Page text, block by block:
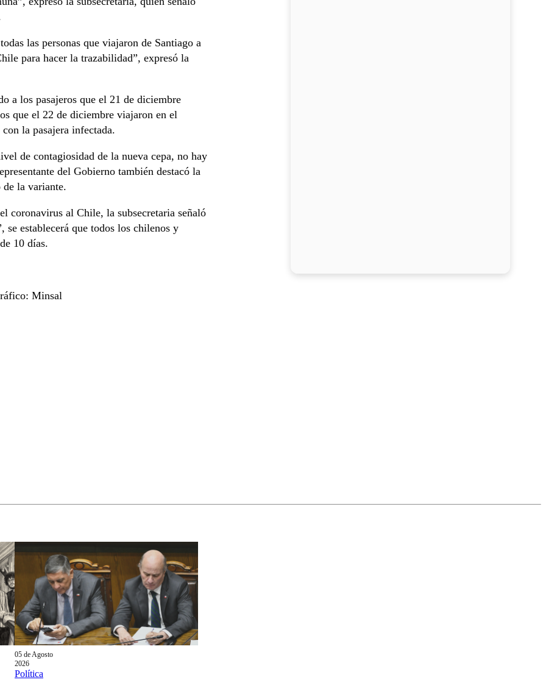
las personas que viajaron de Santiago a
para hacer la trazabilidad”, expresó la
a los pasajeros que el 21 de diciembre
que el 22 de diciembre viajaron en el
la pasajera infectada.
de contagiosidad de la nueva cepa, no hay
del Gobierno también destacó la
la variante.
coronavirus al Chile, la subsecretaria señaló
establecerá que todos los chilenos y
10 días.
Minsal
05 de Agosto
2026
Política